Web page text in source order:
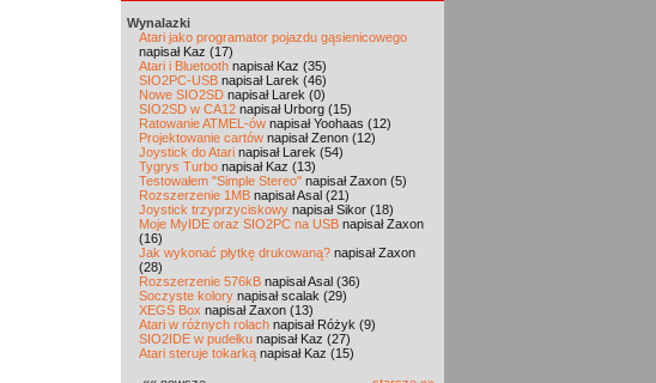
Wynalazki
Atari jako programator pojazdu gąsienicowego
napisał Kaz (17)
Atari i Bluetooth napisał Kaz (35)
SIO2PC-USB napisał Larek (46)
Nowe SIO2SD napisał Larek (0)
SIO2SD w CA12 napisał Urborg (15)
Ratowanie ATMEL-ów napisał Yoohaas (12)
Projektowanie cartów napisał Zenon (12)
Joystick do Atari napisał Larek (54)
Tygrys Turbo napisał Kaz (13)
Testowałem "Simple Stereo" napisał Zaxon (5)
Rozszerzenie 1MB napisał Asal (21)
Joystick trzyprzyciskowy napisał Sikor (18)
Moje MyIDE oraz SIO2PC na USB napisał Zaxon
(16)
Jak wykonać płytkę drukowaną? napisał Zaxon
(28)
Rozszerzenie 576kB napisał Asal (36)
Soczyste kolory napisał scalak (29)
XEGS Box napisał Zaxon (13)
Atari w różnych rolach napisał Różyk (9)
SIO2IDE w pudełku napisał Kaz (27)
Atari steruje tokarką napisał Kaz (15)